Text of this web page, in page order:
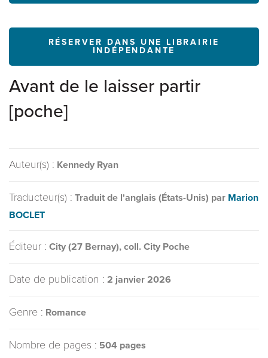
RÉSERVER DANS UNE LIBRAIRIE
INDÉPENDANTE
Avant de le laisser partir
[poche]
Auteur(s) : Kennedy Ryan
Traducteur(s) : Traduit de l'anglais (États-Unis) par Marion
BOCLET
Éditeur : City (27 Bernay), coll. City Poche
Date de publication : 2 janvier 2026
Genre : Romance
Nombre de pages : 504 pages